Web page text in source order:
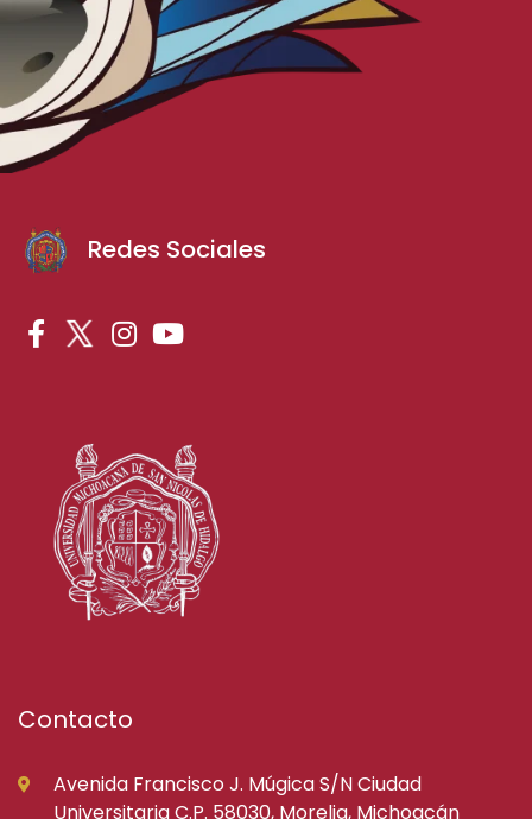
Redes Sociales
Contacto
Avenida Francisco J. Múgica S/N Ciudad
Universitaria C.P. 58030, Morelia, Michoacán